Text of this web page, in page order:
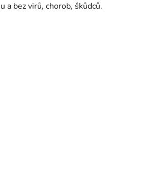
a bez virů, chorob, škůdců.